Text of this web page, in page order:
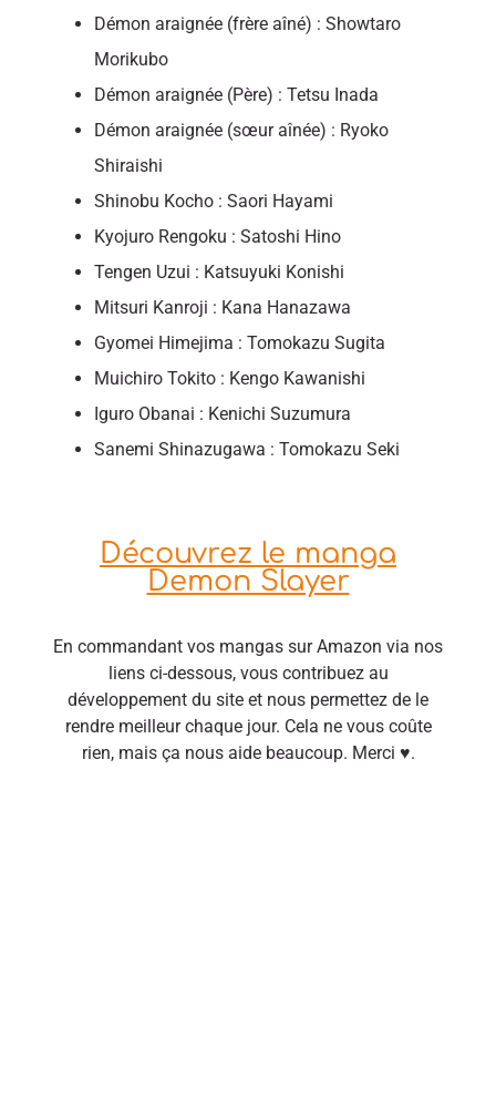
Démon araignée (frère aîné) : Showtaro
Morikubo
Démon araignée (Père) : Tetsu Inada
Démon araignée (sœur aînée) : Ryoko
Shiraishi
Shinobu Kocho : Saori Hayami
Kyojuro Rengoku : Satoshi Hino
Tengen Uzui : Katsuyuki Konishi
Mitsuri Kanroji : Kana Hanazawa
Gyomei Himejima : Tomokazu Sugita
Muichiro Tokito : Kengo Kawanishi
Iguro Obanai : Kenichi Suzumura
Sanemi Shinazugawa : Tomokazu Seki
Découvrez le manga
Demon Slayer
En commandant vos mangas sur Amazon via nos
liens ci-dessous, vous contribuez au
développement du site et nous permettez de le
rendre meilleur chaque jour. Cela ne vous coûte
rien, mais ça nous aide beaucoup. Merci ♥.